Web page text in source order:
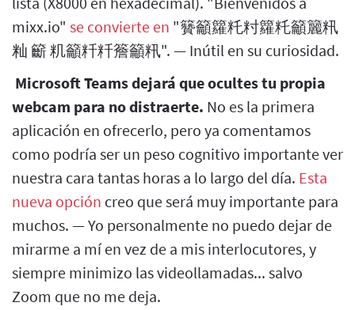
mixx.io" se convierte en "籫籲籮籷籿籮籷籲籭籸
籼 籪 籶籲粁粁簷籲籸". — Inútil en su curiosidad.
Microsoft Teams dejará que ocultes tu propia
webcam para no distraerte. No es la primera
aplicación en ofrecerlo, pero ya comentamos
como podría ser un peso cognitivo importante ver
nuestra cara tantas horas a lo largo del día. Esta
nueva opción creo que será muy importante para
muchos. — Yo personalmente no puedo dejar de
mirarme a mí en vez de a mis interlocutores, y
siempre minimizo las videollamadas... salvo
Zoom que no me deja.